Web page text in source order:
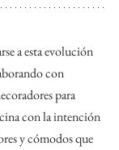
a esta evolución
con
para
con la intención
y cómodos que